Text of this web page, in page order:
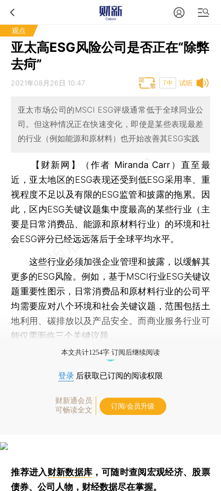
观点
亚太高ESG风险公司是否正在“除弊
去疴”
试听
2021年08月26日 10:47 T中
亚太市场公司的MSCI ESG评级通常低于全球同业公
司。但这种情况正在快速变化，即使是某些表现最差
的行业（例如能源和原材料）也开始改善其ESG实践
【财新网】（作者 Miranda Carr） 直至最
近，亚太地区的ESG表现还受到低ESG采用率、重
视程度不足以及有限的ESG监管和披露的拖累。因
此，区内ESG关键议题集中度最高的某些行业（主
要是日常消费品、能源和原材料行业）的环境和社
会ESG评分已经远远落后于全球平均水平。
这些行业必须加强企业管理和披露，以缓解其
更多的ESG风险。例如，基于MSCI行业ESG关键议
题重要性图示，日常消费品和原材料行业的公司平
均需要应对八个环境和社会关键议题，范围包括土
地利用、碳排放以及产品安全。而商业服务行业可
能仅需面临三个关键议题。
本文共计1254字 订阅后继续阅读
登录 后获取已订阅的阅读权限
财新通会员
可畅读全文
订阅/会员升级
推荐进入财新数据库 ，可随时查阅宏观经济、股票
债券、公司人物，财经数据尽在掌握。